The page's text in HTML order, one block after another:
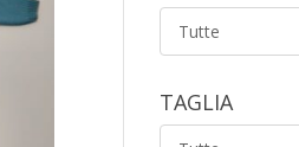
Tutte
TAGLIA